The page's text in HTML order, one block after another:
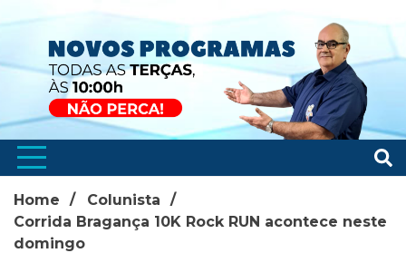
Home
Colunista
Corrida Bragança 10K Rock RUN acontece neste
domingo